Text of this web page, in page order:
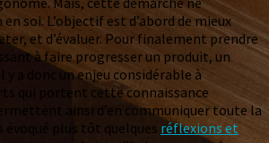
soi. L’objectif est d’abord de mieux
et d’évaluer. Pour finalement prendre
à faire progresser un produit, un
y a donc un enjeu considérable à
qui portent cette connaissance
ainsi d’en communiquer toute la
évoqué plus tôt quelques réflexions et